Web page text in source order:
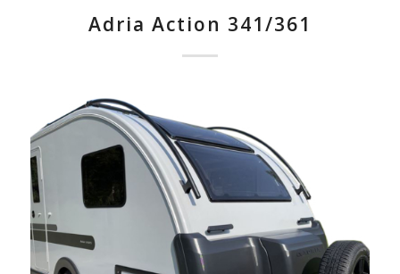
Adria Action 341/361